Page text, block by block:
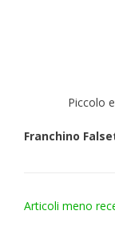
Piccolo
Franchino
Articoli meno